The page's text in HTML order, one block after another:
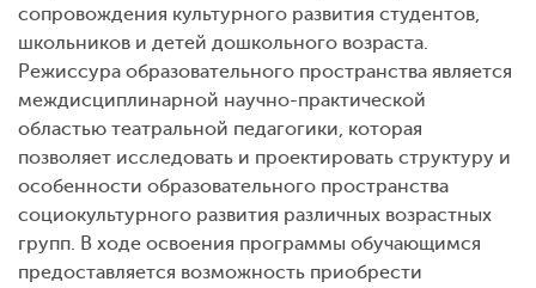
сопровождения культурного развития студентов,
школьников и детей дошкольного возраста.
Режиссура образовательного пространства является
междисциплинарной научно-практической
областью театральной педагогики, которая
позволяет исследовать и проектировать структуру и
особенности образовательного пространства
социокультурного развития различных возрастных
групп. В ходе освоения программы обучающимся
предоставляется возможность приобрести